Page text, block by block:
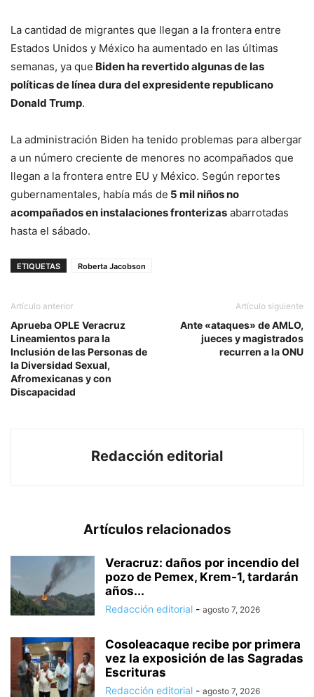
La cantidad de migrantes que llegan a la frontera entre
Estados Unidos y México ha aumentado en las últimas
semanas, ya que Biden ha revertido algunas de las
políticas de línea dura del expresidente republicano
Donald Trump.
La administración Biden ha tenido problemas para albergar
a un número creciente de menores no acompañados que
llegan a la frontera entre EU y México. Según reportes
gubernamentales, había más de 5 mil niños no
acompañados en instalaciones fronterizas abarrotadas
hasta el sábado.
ETIQUETAS Roberta Jacobson
Artículo anterior
Aprueba OPLE Veracruz
Lineamientos para la
Inclusión de las Personas de
la Diversidad Sexual,
Afromexicanas y con
Discapacidad
Artículo siguiente
Ante «ataques» de AMLO,
jueces y magistrados
recurren a la ONU
Redacción editorial
Artículos relacionados
Veracruz: daños por incendio del
pozo de Pemex, Krem-1, tardarán
años...
Redacción editorial - agosto 7, 2026
Cosoleacaque recibe por primera
vez la exposición de las Sagradas
Escrituras
Redacción editorial - agosto 7, 2026